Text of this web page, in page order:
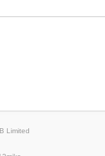
Limited